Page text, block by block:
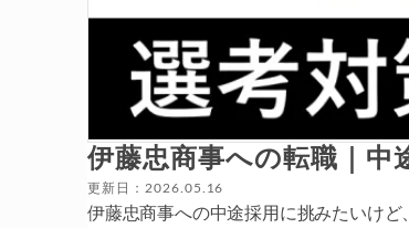
伊藤忠商事への転職｜中
更新日：2026.05.16
伊藤忠商事への中途採用に挑みたいけ